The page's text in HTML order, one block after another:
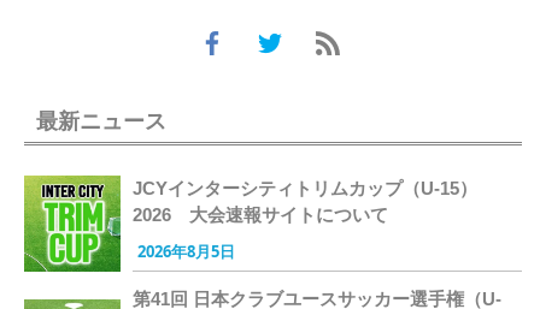
最新ニュース
JCYインターシティトリムカップ（U-15）
2026 大会速報サイトについて
2026年8月5日
第41回 日本クラブユースサッカー選手権（U-